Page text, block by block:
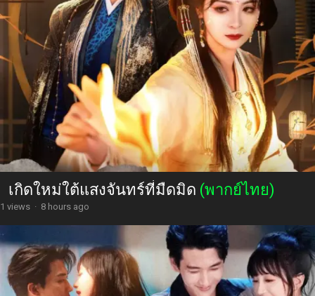
เกิดใหม่ใต้แสงจันทร์ที่มืดมิด (พากย์ไทย)
1 views · 8 hours ago